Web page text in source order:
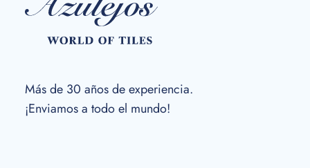
Más de 30 años de experiencia.
¡Enviamos a todo el mundo!